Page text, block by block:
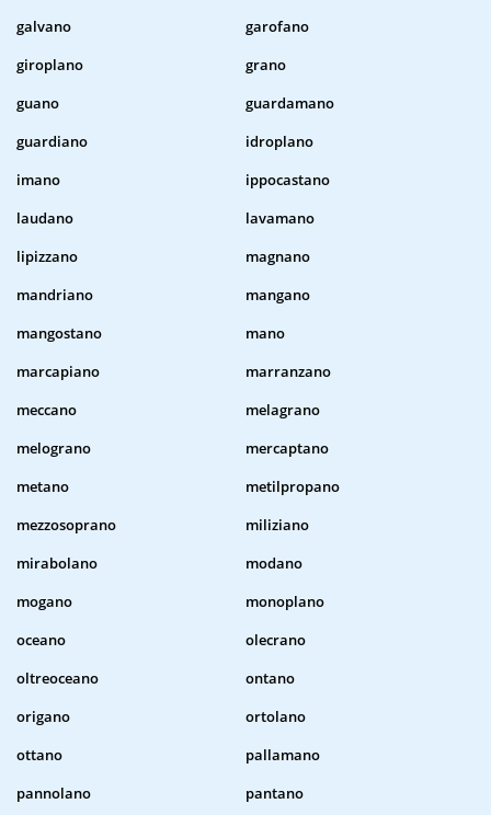
galvano
garofano
giroplano
grano
guano
guardamano
guardiano
idroplano
imano
ippocastano
laudano
lavamano
lipizzano
magnano
mandriano
mangano
mangostano
mano
marcapiano
marranzano
meccano
melagrano
melograno
mercaptano
metano
metilpropano
mezzosoprano
miliziano
mirabolano
modano
mogano
monoplano
oceano
olecrano
oltreoceano
ontano
origano
ortolano
ottano
pallamano
pannolano
pantano